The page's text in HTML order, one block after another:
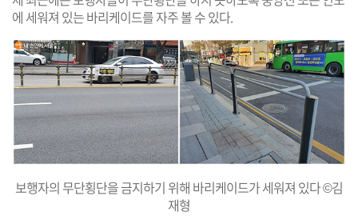
에 세워져 있는 바리케이드를 자주 볼 수 있다.
보행자의 무단횡단을 금지하기 위해 바리케이드가 세워져 있다 ©김
재형